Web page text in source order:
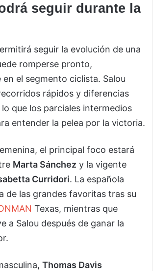
seguir durante la
seguir la evolución de una
romperse pronto,
en el segmento ciclista. Salou
rápidos y diferencias
que los parciales intermedios
entender la pelea por la victoria.
el principal foco estará
Marta Sánchez y la vigente
Curridori. La española
de las grandes favoritas tras su
Texas, mientras que
a Salou después de ganar la
Thomas Davis